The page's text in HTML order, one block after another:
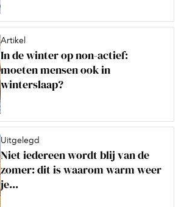
Artikel
In de winter op non-actief:
moeten mensen ook in
winterslaap?
Uitgelegd
Niet iedereen wordt blij van de
zomer: dit is waarom warm weer
je...